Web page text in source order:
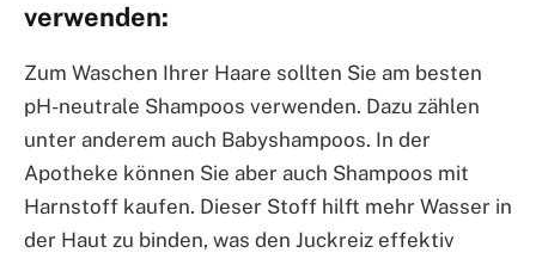
verwenden:
Zum Waschen Ihrer Haare sollten Sie am besten
pH-neutrale Shampoos verwenden. Dazu zählen
unter anderem auch Babyshampoos. In der
Apotheke können Sie aber auch Shampoos mit
Harnstoff kaufen. Dieser Stoff hilft mehr Wasser in
der Haut zu binden, was den Juckreiz effektiv